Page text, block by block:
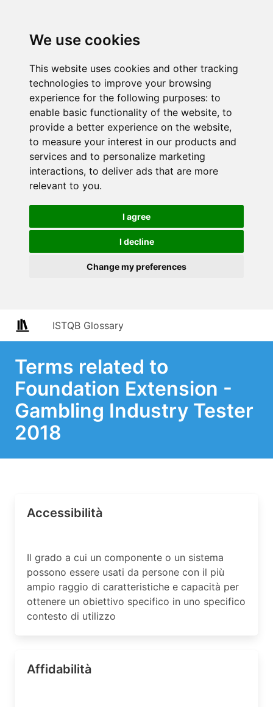
We use cookies
This website uses cookies and other tracking
technologies to improve your browsing
experience for the following purposes: to
enable basic functionality of the website, to
provide a better experience on the website,
to measure your interest in our products and
services and to personalize marketing
interactions, to deliver ads that are more
relevant to you.
I agree
I decline
Change my preferences
ISTQB Glossary
Terms related to
Foundation Extension -
Gambling Industry Tester
2018
Accessibilità
Il grado a cui un componente o un sistema
possono essere usati da persone con il più
ampio raggio di caratteristiche e capacità per
ottenere un obiettivo specifico in uno specifico
contesto di utilizzo
Affidabilità